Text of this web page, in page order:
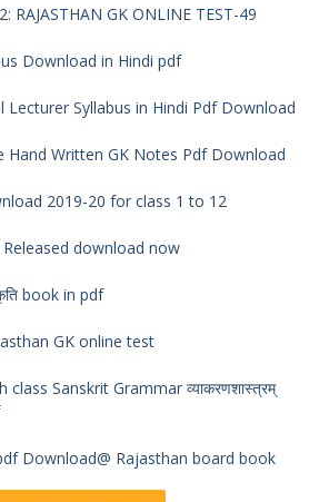
RAJASTHAN GK ONLINE TEST-49
RPSC 2nd Grade Syllabus Download in Hindi pdf
Lecturer Syllabus in Hindi Pdf Download
Hand Written GK Notes Pdf Download
2019-20 for class 1 to 12
download now
book in pdf
GK online test
Sanskrit Grammar व्याकरणशास्त्रम्
Download@ Rajasthan board book